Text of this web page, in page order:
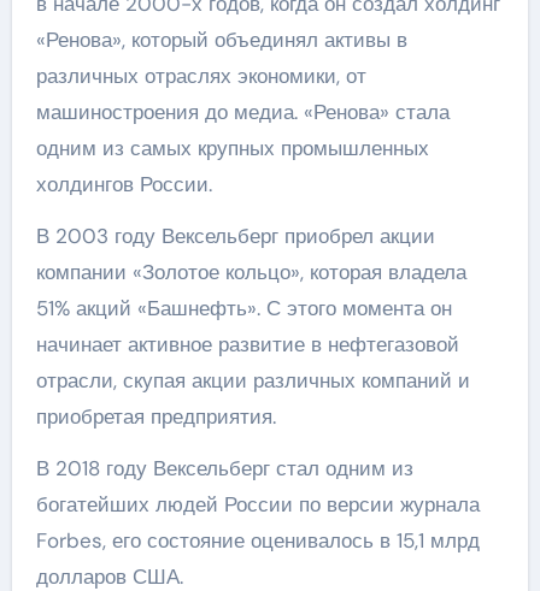
«Ренова», который объединял активы в
различных отраслях экономики, от
машиностроения до медиа. «Ренова» стала
одним из самых крупных промышленных
холдингов России.
В 2003 году Вексельберг приобрел акции
компании «Золотое кольцо», которая владела
51% акций «Башнефть». С этого момента он
начинает активное развитие в нефтегазовой
отрасли, скупая акции различных компаний и
приобретая предприятия.
В 2018 году Вексельберг стал одним из
богатейших людей России по версии журнала
Forbes, его состояние оценивалось в 15,1 млрд
долларов США.